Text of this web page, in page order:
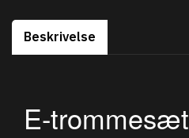
Beskrivelse
E-trommesæt